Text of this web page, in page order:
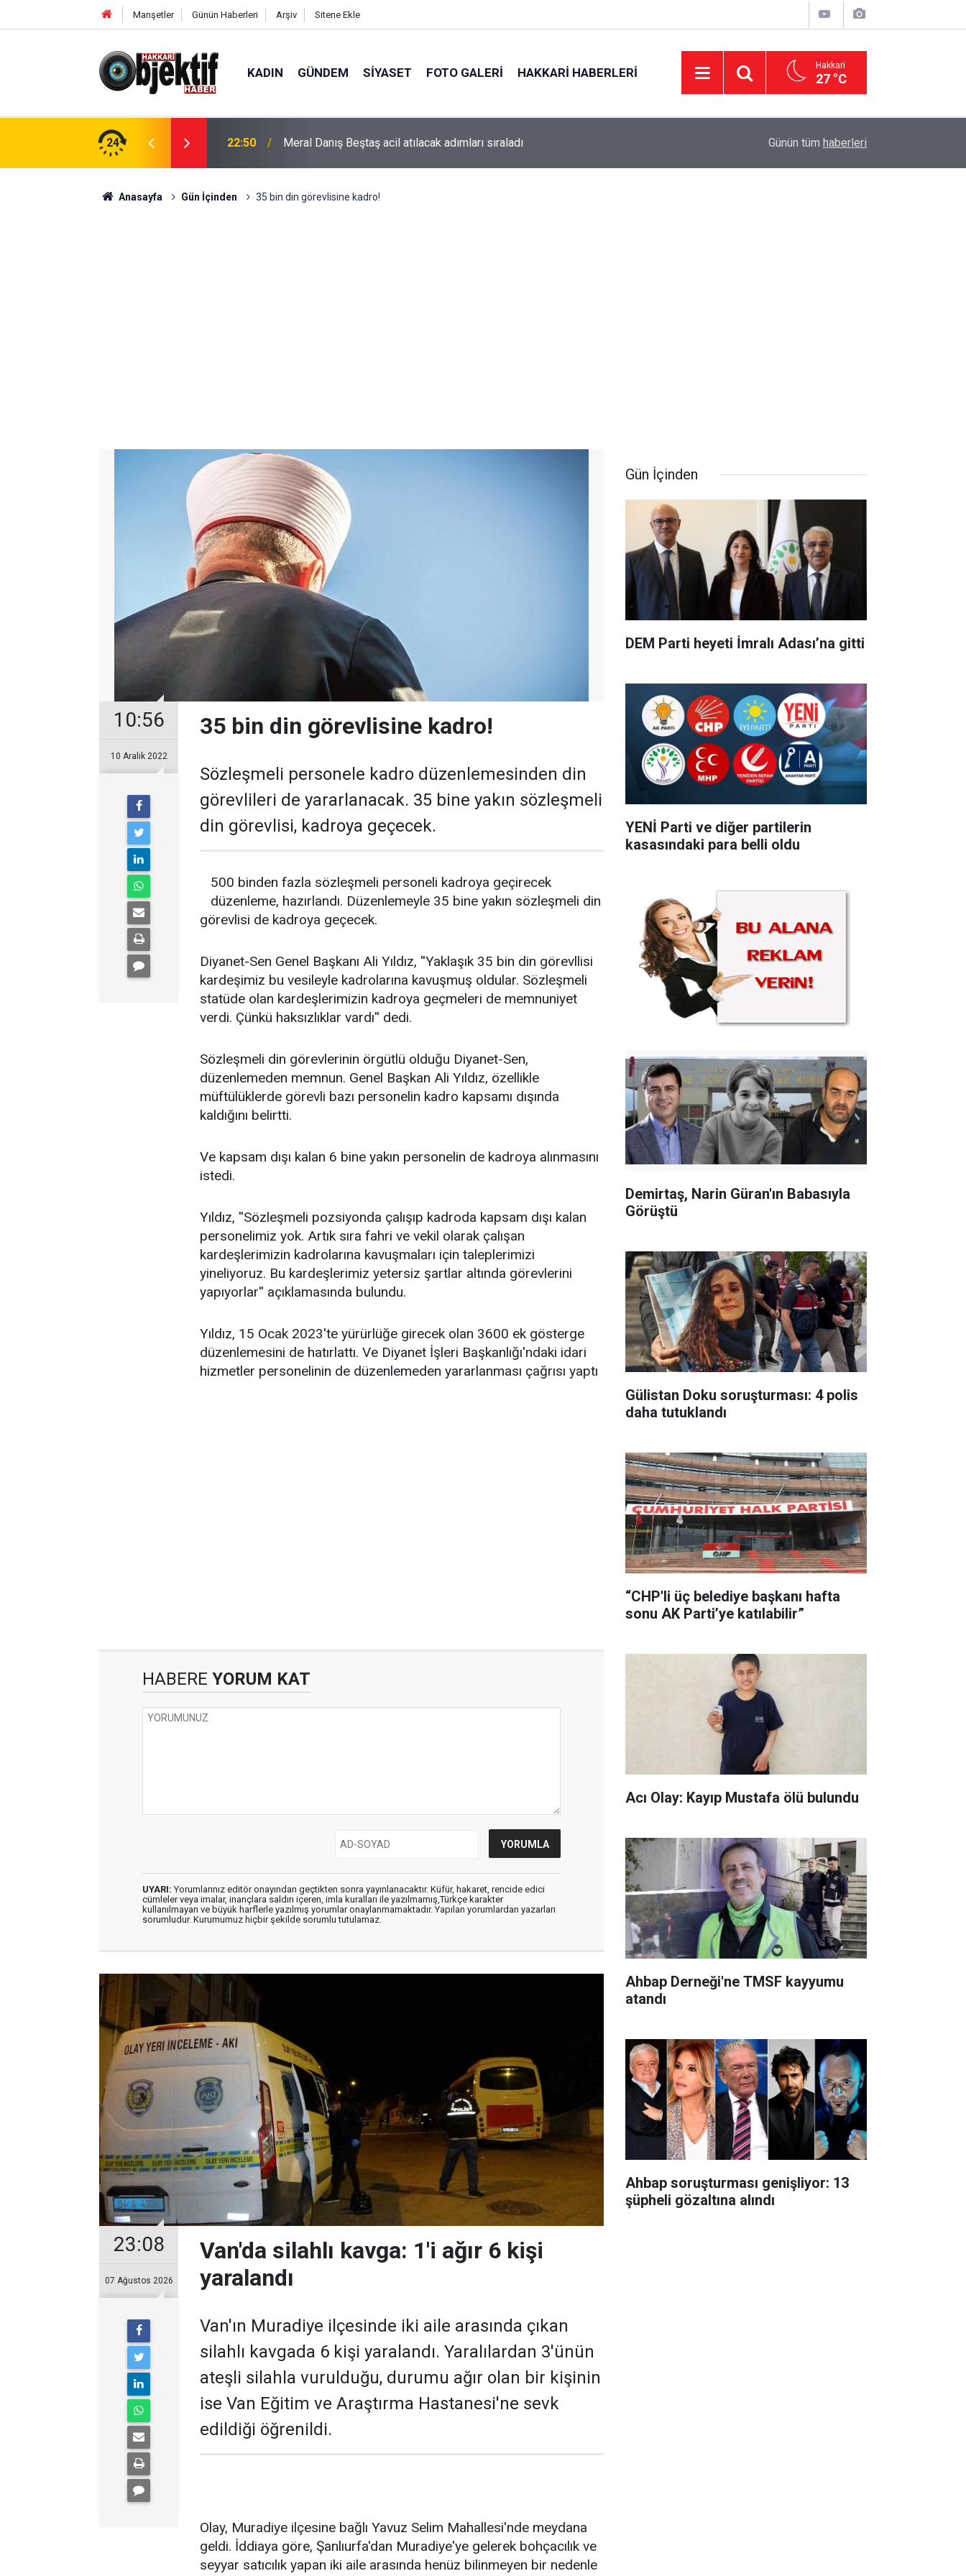
Manşetler Günün Haberleri Arşiv Sitene Ekle
KADIN GÜNDEM SIYASET FOTO GALERI HAKKARI HABERLERI Hakkari
27 °C
24 22:50 Meral Danış Beştaş acil atılacak adımları sıraladı Hakkari Gençlik ve Engelliler Derneği'nden
Günün tüm haberleri
Anasayfa Gün İçinden 35 bin din görevlisine kadro!
10:56
10 Aralık 2022
35 bin din görevlisine kadro!
Sözleşmeli personele kadro düzenlemesinden din
görevlileri de yararlanacak. 35 bine yakın sözleşmeli
din görevlisi, kadroya geçecek.
500 binden fazla sözleşmeli personeli kadroya geçirecek
düzenleme, hazırlandı. Düzenlemeyle 35 bine yakın sözleşmeli din
görevlisi de kadroya geçecek.
Diyanet-Sen Genel Başkanı Ali Yıldız, ''Yaklaşık 35 bin din görevllisi
kardeşimiz bu vesileyle kadrolarına kavuşmuş oldular. Sözleşmeli
statüde olan kardeşlerimizin kadroya geçmeleri de memnuniyet
verdi. Çünkü haksızlıklar vardı'' dedi.
Sözleşmeli din görevlerinin örgütlü olduğu Diyanet-Sen,
düzenlemeden memnun. Genel Başkan Ali Yıldız, özellikle
müftülüklerde görevli bazı personelin kadro kapsamı dışında
kaldığını belirtti.
Ve kapsam dışı kalan 6 bine yakın personelin de kadroya alınmasını
istedi.
Yıldız, ''Sözleşmeli pozsiyonda çalışıp kadroda kapsam dışı kalan
personelimiz yok. Artık sıra fahri ve vekil olarak çalışan
kardeşlerimizin kadrolarına kavuşmaları için taleplerimizi
yineliyoruz. Bu kardeşlerimiz yetersiz şartlar altında görevlerini
yapıyorlar'' açıklamasında bulundu.
Yıldız, 15 Ocak 2023'te yürürlüğe girecek olan 3600 ek gösterge
düzenlemesini de hatırlattı. Ve Diyanet İşleri Başkanlığı'ndaki idari
hizmetler personelinin de düzenlemeden yararlanması çağrısı yaptı
HABERE YORUM KAT
UYARI: Yorumlarınız editör onayından geçtikten sonra yayınlanacaktır. Küfür, hakaret, rencide edici
cümleler veya imalar, inançlara saldırı içeren, imla kuralları ile yazılmamış,Türkçe karakter
kullanılmayan ve büyük harflerle yazılmış yorumlar onaylanmamaktadır. Yapılan yorumlardan yazarları
sorumludur. Kurumumuz hiçbir şekilde sorumlu tutulamaz.
23:08
07 Ağustos 2026
Van'da silahlı kavga: 1'i ağır 6 kişi
yaralandı
Van'ın Muradiye ilçesinde iki aile arasında çıkan
silahlı kavgada 6 kişi yaralandı. Yaralılardan 3'ünün
ateşli silahla vurulduğu, durumu ağır olan bir kişinin
ise Van Eğitim ve Araştırma Hastanesi'ne sevk
edildiği öğrenildi.
Olay, Muradiye ilçesine bağlı Yavuz Selim Mahallesi'nde meydana
geldi. İddiaya göre, Şanlıurfa'dan Muradiye'ye gelerek bohçacılık ve
seyyar satıcılık yapan iki aile arasında henüz bilinmeyen bir nedenle
Gün İçinden
DEM Parti heyeti İmralı Adası’na gitti
YENİ Parti ve diğer partilerin
kasasındaki para belli oldu
Demirtaş, Narin Güran'ın Babasıyla
Görüştü
Gülistan Doku soruşturması: 4 polis
daha tutuklandı
“CHP'li üç belediye başkanı hafta
sonu AK Parti’ye katılabilir”
Acı Olay: Kayıp Mustafa ölü bulundu
Ahbap Derneği'ne TMSF kayyumu
atandı
Ahbap soruşturması genişliyor: 13
şüpheli gözaltına alındı